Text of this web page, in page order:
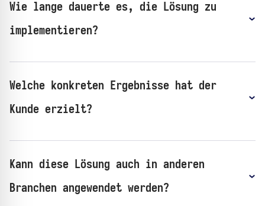
Wie lange dauerte es, die Lösung zu
implementieren?
Welche konkreten Ergebnisse hat der
Kunde erzielt?
Kann diese Lösung auch in anderen
Branchen angewendet werden?